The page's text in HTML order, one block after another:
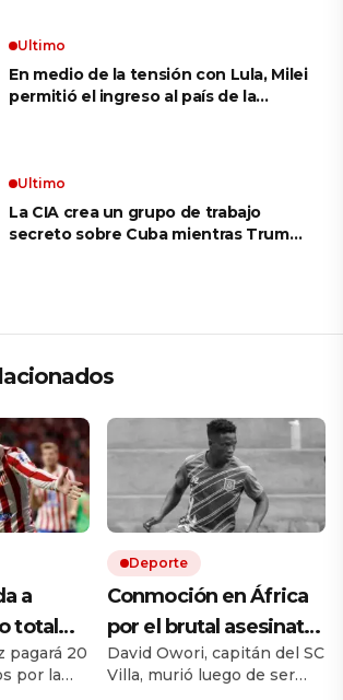
Ultimo
En medio de la tensión con Lula, Milei
permitió el ingreso al país de la
Ultimo
La CIA crea un grupo de trabajo
secreto sobre Cuba mientras Trump
a
total
Madrid
pagará 20
por la
Deporte
Conmoción en África
por el brutal asesinato
de una de las figuras
del fútbol ugandés
David Owori, capitán del SC
Villa, murió luego de ser